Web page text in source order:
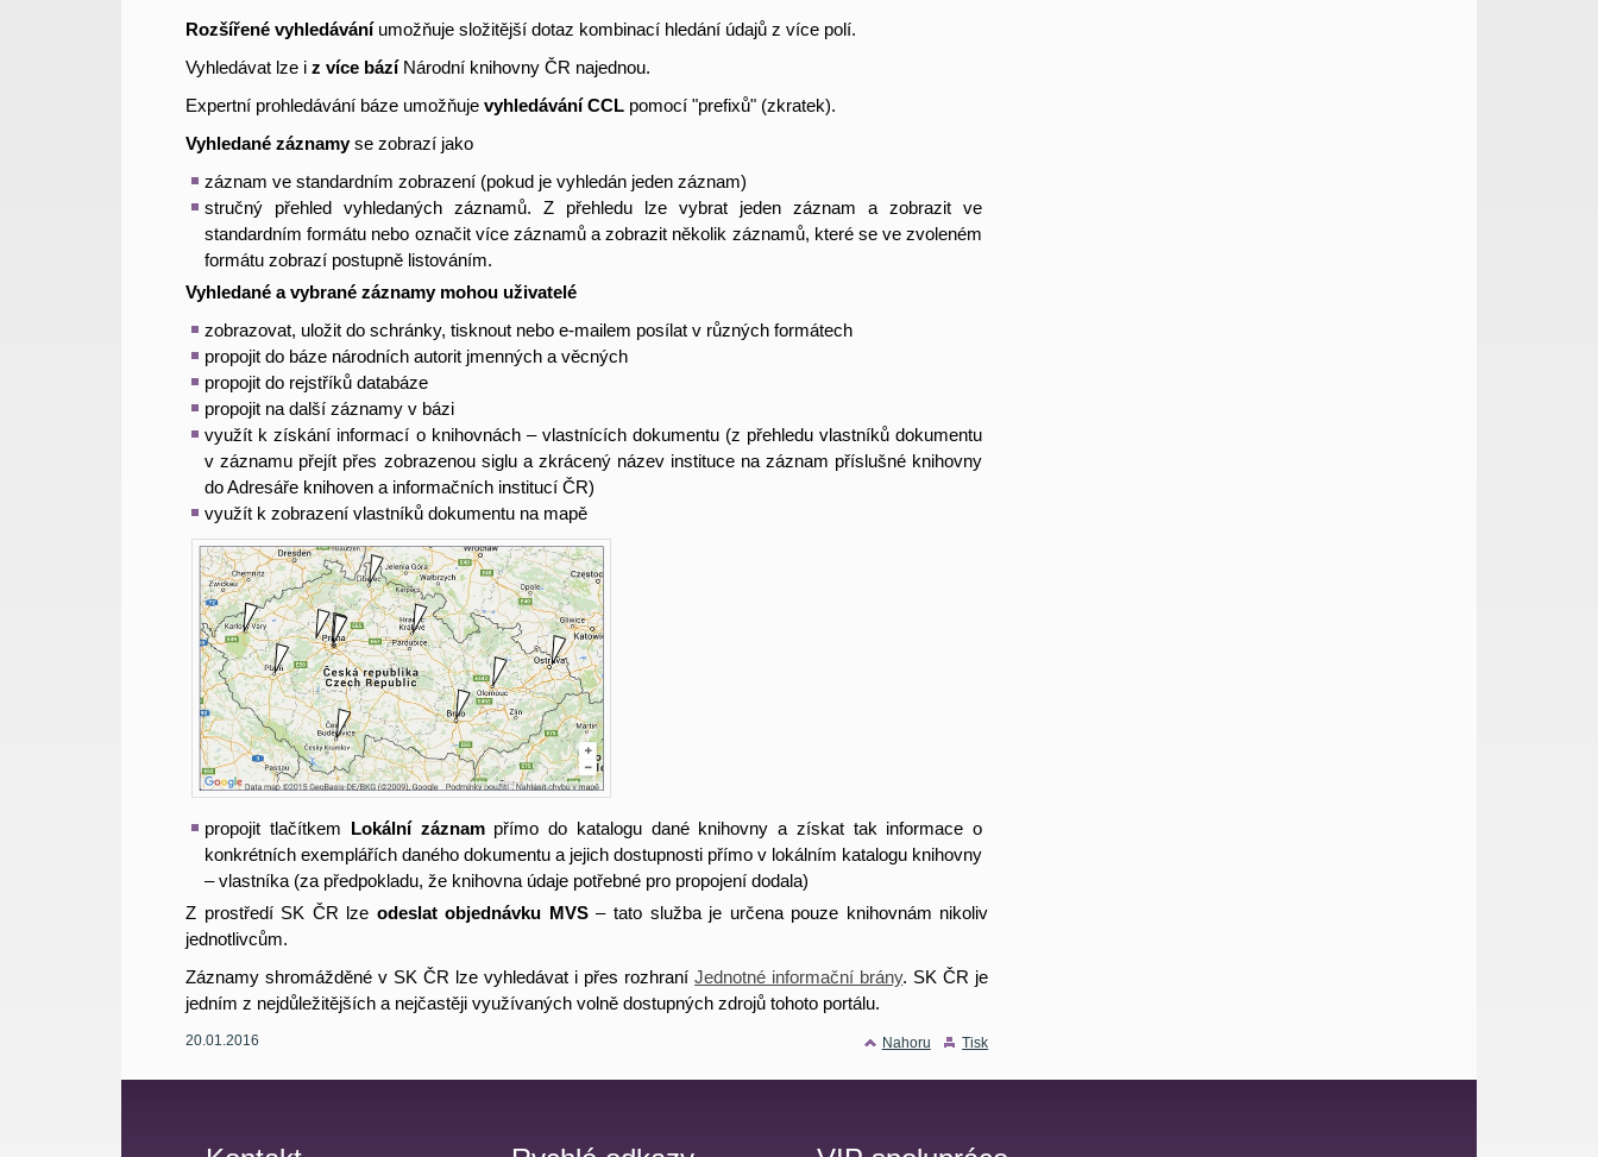
Rozšířené vyhledávání umožňuje složitější dotaz kombinací hledání údajů z více polí.
Vyhledávat lze iz více bázíNárodní knihovny ČR najednou.
Expertní prohledávání báze umožňujevyhledávání CCL pomocí "prefixů" (zkratek).
Vyhledané záznamyse zobrazí jako
záznam ve standardním zobrazení (pokud je vyhledán jeden záznam)
stručný přehled vyhledaných záznamů. Z přehledu lze vybrat jeden záznam a zobrazit ve
standardním formátu nebo označit více záznamů a zobrazit několik záznamů, které se ve zvoleném
formátu zobrazí postupně listováním.
Vyhledané a vybrané záznamy mohou uživatelé
zobrazovat, uložit do schránky, tisknout nebo e-mailem posílat v různých formátech
propojit do báze národních autorit jmenných a věcných
propojit do rejstříků databáze
propojit na další záznamy v bázi
využít k získání informací o knihovnách – vlastnících dokumentu (z přehledu vlastníků dokumentu
v záznamu přejít přes zobrazenou siglu a zkrácený název instituce na záznam příslušné knihovny
do Adresáře knihoven a informačních institucí ČR)
využít k zobrazení vlastníků dokumentu na mapě
propojit tlačítkem Lokální záznampřímo do katalogu dané knihovny a získat tak informace o
konkrétních exemplářích daného dokumentu a jejich dostupnosti přímo v lokálním katalogu knihovny
– vlastníka (za předpokladu, že knihovna údaje potřebné pro propojení dodala)
Z prostředí SK ČR lze odeslat objednávku MVS– tato služba je určena pouze knihovnám nikoliv
jednotlivcům.
Záznamy shromážděné v SK ČR lze vyhledávat i přes rozhraníJednotné informační brány. SK ČR je
jedním z nejdůležitějších a nejčastěji využívaných volně dostupných zdrojů tohoto portálu.
Nahoru Tisk
20.01.2016